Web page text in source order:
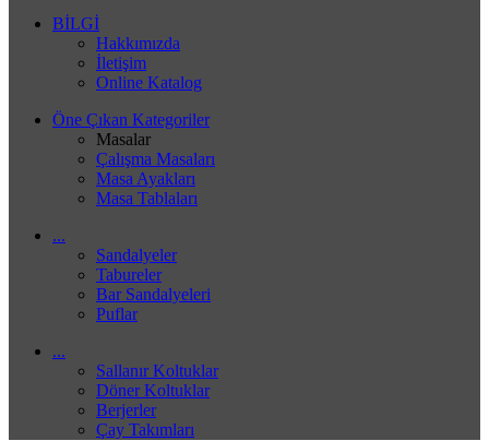
BİLGİ
Hakkımızda
İletişim
Online Katalog
Öne Çıkan Kategoriler
Masalar
Çalışma Masaları
Masa Ayakları
Masa Tablaları
...
Sandalyeler
Tabureler
Bar Sandalyeleri
Puflar
...
Sallanır Koltuklar
Döner Koltuklar
Berjerler
Çay Takımları